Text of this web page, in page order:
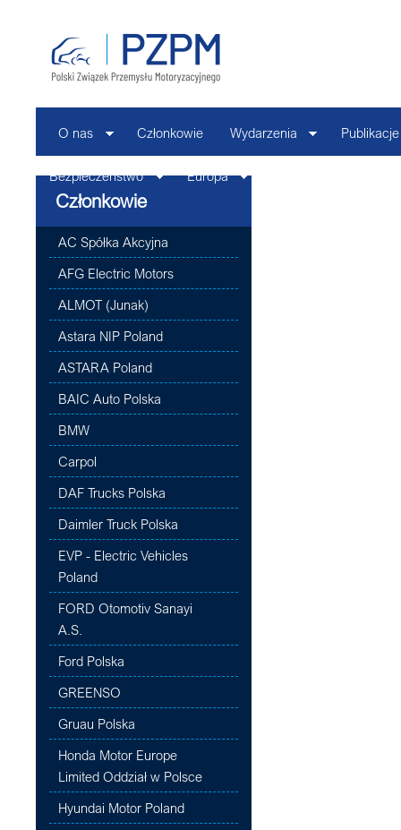
O nas Członkowie Wydarzenia Publikacje
Bezpieczeństwo Europa
Członkowie
AC Spółka Akcyjna
AFG Electric Motors
ALMOT (Junak)
Astara NIP Poland
ASTARA Poland
BAIC Auto Polska
BMW
Carpol
DAF Trucks Polska
Daimler Truck Polska
EVP - Electric Vehicles
Poland
FORD Otomotiv Sanayi
A.S.
Ford Polska
GREENSO
Gruau Polska
Honda Motor Europe
Limited Oddział w Polsce
Hyundai Motor Poland